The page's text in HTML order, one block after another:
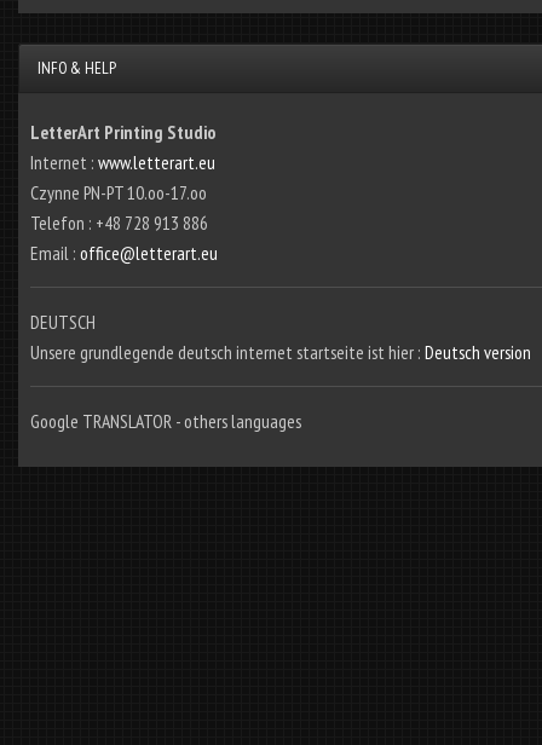
INFO & HELP
LetterArt Printing Studio
Internet : www.letterart.eu
Czynne PN-PT 10.oo-17.oo
Telefon : +48 728 913 886
Email : office@letterart.eu
DEUTSCH
Unsere grundlegende deutsch internet startseite ist hier : Deutsch version
Google TRANSLATOR - others languages